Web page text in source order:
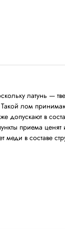
латунь —
Такой лом
допускают в
приема ценят
меди в составе